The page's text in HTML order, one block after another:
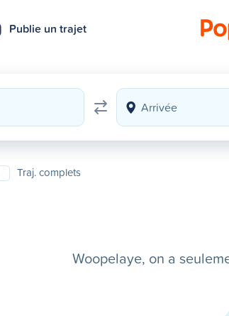
Publie un trajet
Traj. complets
Woopelaye, on a